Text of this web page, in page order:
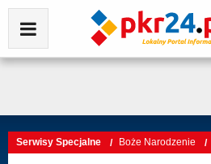
Serwisy Specjalne Boże Narodzenie